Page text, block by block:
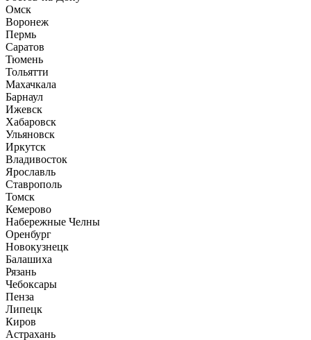
Омск
Воронеж
Пермь
Саратов
Тюмень
Тольятти
Махачкала
Барнаул
Ижевск
Хабаровск
Ульяновск
Иркутск
Владивосток
Ярославль
Ставрополь
Томск
Кемерово
Набережные Челны
Оренбург
Новокузнецк
Балашиха
Рязань
Чебоксары
Пенза
Липецк
Киров
Астрахань